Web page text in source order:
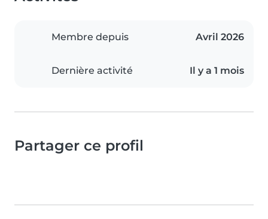
Membre depuis Avril 2026
Dernière activité Il y a 1 mois
Partager ce profil